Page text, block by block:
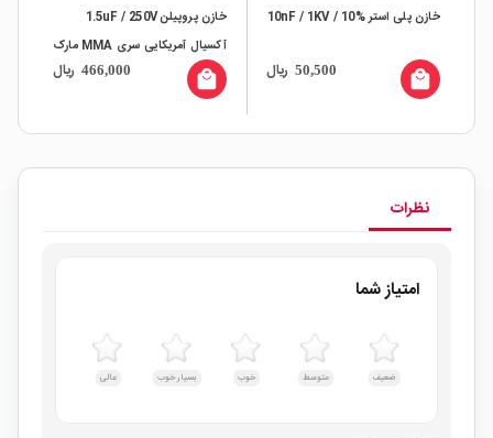
خازن پلی استر 10nF / 1KV / 10%
50,500 ریال local_mall
خازن پروپیلن 1.5uF / 250V
آکسیال آمریکایی سری MMA مارک
CDE
466,000 ریال local_mall
نظرات
امتیاز شما
ضعیف متوسط خوب بسیار خوب عالی